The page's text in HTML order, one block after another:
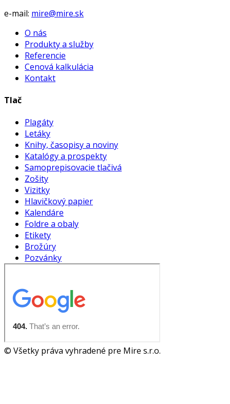
e-mail: mire@mire.sk
O nás
Produkty a služby
Referencie
Cenová kalkulácia
Kontakt
Tlač
Plagáty
Letáky
Knihy, časopisy a noviny
Katalógy a prospekty
Samoprepisovacie tlačivá
Zošity
Vizitky
Hlavičkový papier
Kalendáre
Foldre a obaly
Etikety
Brožúry
Pozvánky
© Všetky práva vyhradené pre Mire s.r.o.